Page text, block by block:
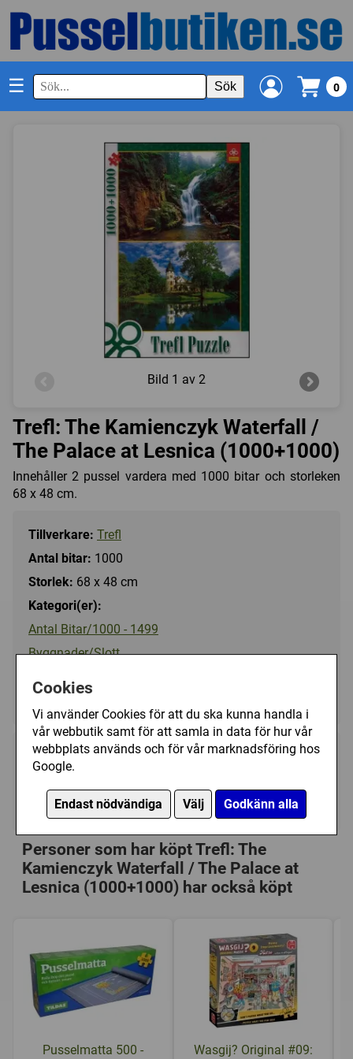
Cookies
Vi använder Cookies för att du ska kunna handla i
vår webbutik samt för att samla in data för hur vår
webbplats används och för vår marknadsföring hos
Google.
Endast nödvändiga Välj Godkänn alla
☰ Sök 0
Bild 1 av 2
Trefl: The Kamienczyk Waterfall /
The Palace at Lesnica (1000+1000)
Innehåller 2 pussel vardera med 1000 bitar och storleken
68 x 48 cm.
Tillverkare: Trefl
Antal bitar: 1000
Storlek: 68 x 48 cm
Kategori(er):
Antal Bitar/1000 - 1499
Byggnader/Slott
149 kr
Ej tillgänglig
Personer som har köpt Trefl: The
Kamienczyk Waterfall / The Palace at
Lesnica (1000+1000) har också köpt
Pusselmatta 500 -
Wasgij? Original #09: